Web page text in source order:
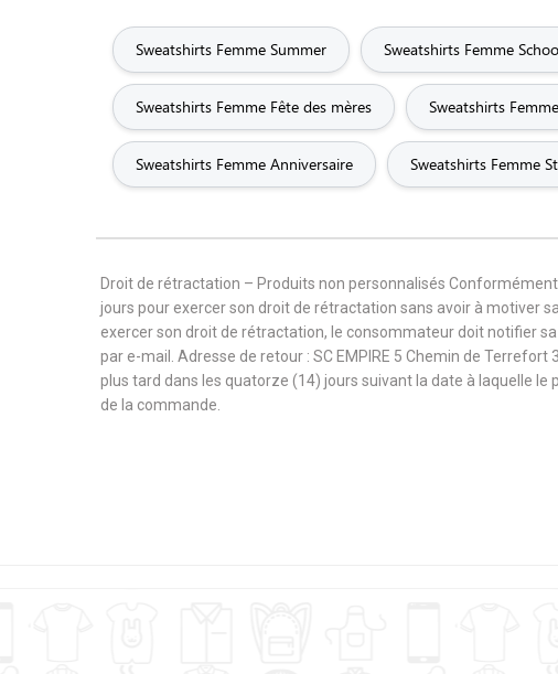
Sweatshirts Femme Summer Sweatshirts Femme
Sweatshirts Femme Fête des mères Sweatshirts
Sweatshirts Femme Anniversaire Sweatshirts Femme
Droit de rétractation – Produits non personnalisés
jours pour exercer son droit de rétractation sans avoir à motiver
exercer son droit de rétractation, le consommateur doit notifier
par e-mail. Adresse de retour : SC EMPIRE 5 Chemin de
plus tard dans les quatorze (14) jours suivant la date à laquelle
de la commande.